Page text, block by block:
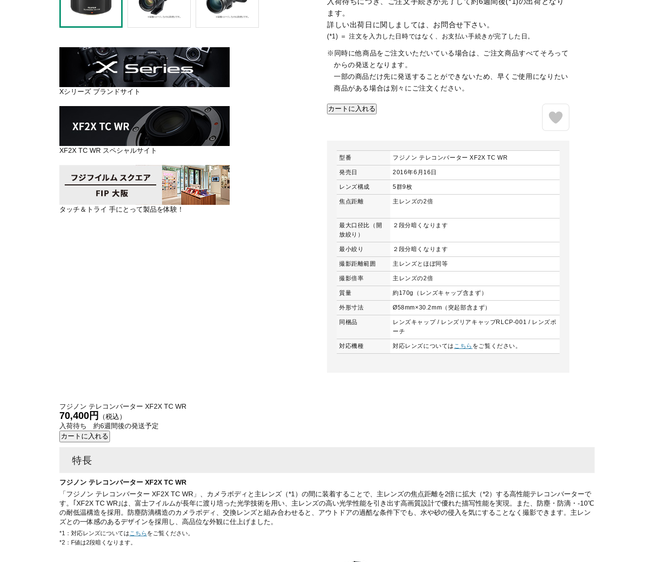
Xシリーズ ブランドサイト
XF2X TC WR スペシャルサイト
タッチ＆トライ 手にとって製品を体験！
ます。
詳しい出荷日に関しましては、お問合せ下さい。
(*1) ＝ 注文を入力した日時ではなく、お支払い手続きが完了した日。
※同時に他商品をご注文いただいている場合は、ご注文商品すべてそろって
からの発送となります。
一部の商品だけ先に発送することができないため、早くご使用になりたい
商品がある場合は別々にご注文ください。
型番 フジノン テレコンバーター XF2X TC WR
発売日 2016年6月16日
レンズ構成 5群9枚
焦点距離 主レンズの2倍
最大口径比（開
放絞り）
２段分暗くなります
最小絞り ２段分暗くなります
撮影距離範囲 主レンズとほぼ同等
撮影倍率 主レンズの2倍
質量 約170g（レンズキャップ含まず）
外形寸法 Ø58mm×30.2mm（突起部含まず）
同梱品
レンズキャップ / レンズリアキャップRLCP-001 / レンズポ
ーチ
対応機種 対応レンズについては こちら をご覧ください。
フジノン テレコンバーター XF2X TC WR
70,400円
（税込）
入荷待ち 約6週間後の発送予定
特長
フジノン テレコンバーター XF2X TC WR
「フジノン テレコンバーター XF2X TC WR」、カメラボディと主レンズ（*1）の間に装着することで、主レンズの焦点距離を2倍に拡大（*2）する高性能テレコンバーターで
す。｢XF2X TC WR｣は、富士フイルムが長年に渡り培った光学技術を用い、主レンズの高い光学性能を引き出す高画質設計で優れた描写性能を実現。また、防塵・防滴・-10℃
の耐低温構造を採用。防塵防滴構造のカメラボディ、交換レンズと組み合わせると、アウトドアの過酷な条件下でも、水や砂の侵入を気にすることなく撮影できます。主レン
ズとの一体感のあるデザインを採用し、高品位な外観に仕上げました。
*1：対応レンズについてはこちら をご覧ください。
*2：F値は2段暗くなります。